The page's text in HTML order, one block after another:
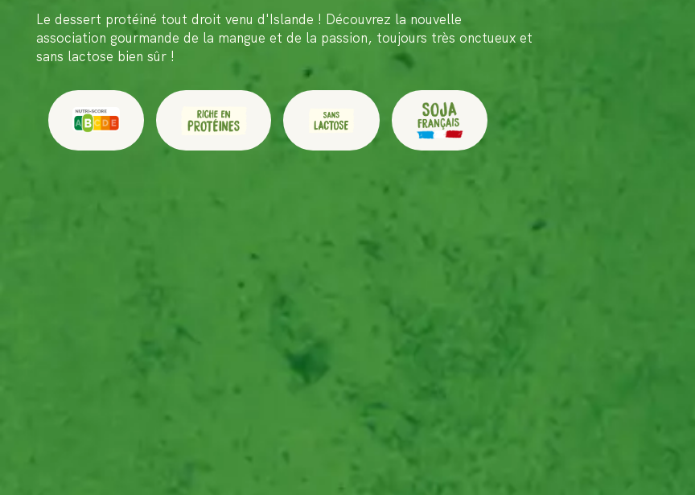
Le dessert protéiné tout droit venu d'Islande ! Découvrez la nouvelle
association gourmande de la mangue et de la passion, toujours très onctueux et
sans lactose bien sûr !